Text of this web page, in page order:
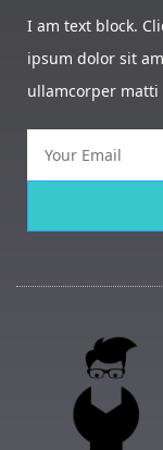
I am text block.
ipsum dolor sit
ullamcorper matti